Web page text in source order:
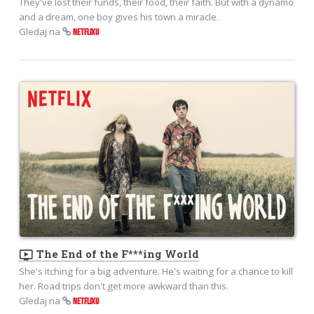
and a dream, one boy gives his town a miracle.
Gledaj na
NETFLIXU
ondemand_video The End of the F***ing World
She's itching for a big adventure. He's waiting for a chance to kill
her. Road trips don't get more awkward than this.
Gledaj na
NETFLIXU